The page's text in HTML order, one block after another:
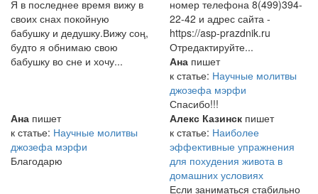
Я в последнее время вижу в
своих снах покойную
бабушку и дедушку.Вижу соң,
будто я обнимаю свою
бабушку во сне и хочу...
номер телефона 8(499)394-
22-42 и адрес сайта -
https://asp-prazdnik.ru
Отредактируйте...
Ана пишет
к статье: Научные молитвы
джозефа мэрфи
Спасибо!!!
Ана пишет
к статье: Научные молитвы
джозефа мэрфи
Благодарю
Алекс Казинск пишет
к статье: Наиболее
эффективные упражнения
для похудения живота в
домашних условиях
Если заниматься стабильно